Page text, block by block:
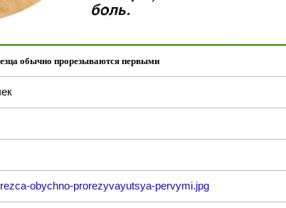
обычно прорезываются первыми
obychno-prorezyvayutsya-pervymi.jpg